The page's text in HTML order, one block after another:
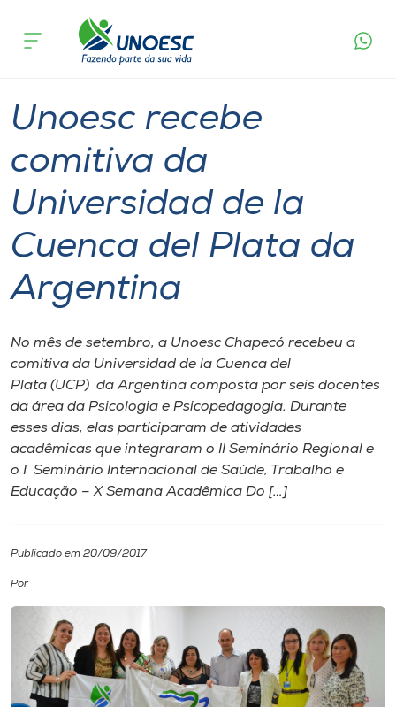
Cursos
Atendimento ao Estudante
Portal de Ensino
Internacionalização
I.nova
Diplomados
Biblioteca
Editora
acontece
Unoesc recebe
comitiva da
Universidad de la
Cuenca del Plata da
Argentina
No mês de setembro, a Unoesc Chapecó recebeu a
comitiva da Universidad de la Cuenca del
Plata (UCP) da Argentina composta por seis docentes
da área da Psicologia e Psicopedagogia. Durante
esses dias, elas participaram de atividades
acadêmicas que integraram o II Seminário Regional e
o I Seminário Internacional de Saúde, Trabalho e
Educação – X Semana Acadêmica Do […]
Publicado em 20/09/2017
Por